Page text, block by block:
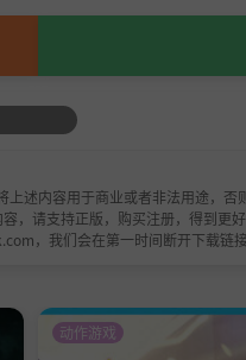
述内容用于商业或者非法用途，
，请支持正版，购买注册，得到更
，我们会在第一时间断开下载链接
动作游戏